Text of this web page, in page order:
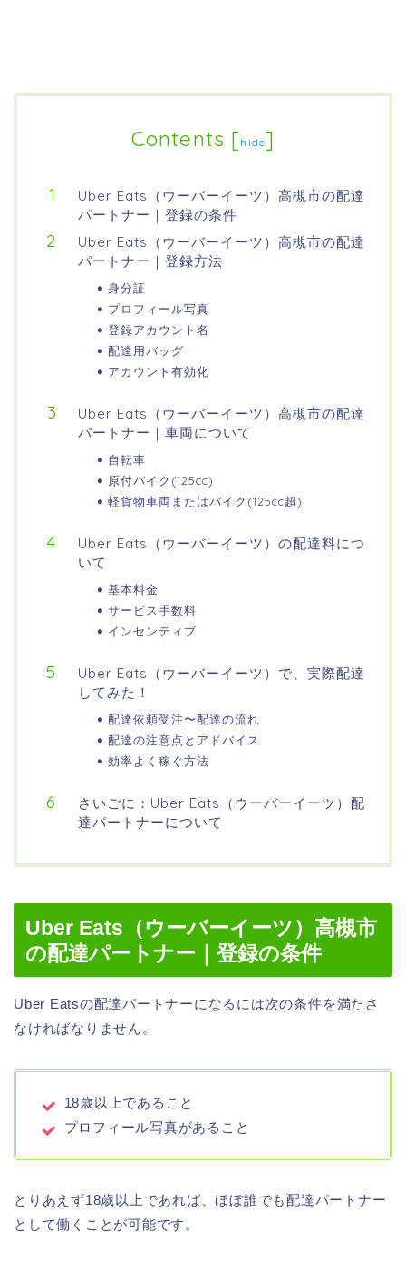
Contents [hide]
Uber Eats（ウーバーイーツ）高槻市の配達
パートナー｜登録の条件
Uber Eats（ウーバーイーツ）高槻市の配達
パートナー｜登録方法
身分証
プロフィール写真
登録アカウント名
配達用バッグ
アカウント有効化
Uber Eats（ウーバーイーツ）高槻市の配達
パートナー｜車両について
自転車
原付バイク(125cc)
軽貨物車両またはバイク(125cc超)
Uber Eats（ウーバーイーツ）の配達料につ
いて
基本料金
サービス手数料
インセンティブ
Uber Eats（ウーバーイーツ）で、実際配達
してみた！
配達依頼受注〜配達の流れ
配達の注意点とアドバイス
効率よく稼ぐ方法
さいごに：Uber Eats（ウーバーイーツ）配
達パートナーについて
Uber Eats（ウーバーイーツ）高槻市
の配達パートナー｜登録の条件
Uber Eatsの配達パートナーになるには次の条件を満たさ
なければなりません。
18歳以上であること
プロフィール写真があること
とりあえず18歳以上であれば、ほぼ誰でも配達パートナー
として働くことが可能です。